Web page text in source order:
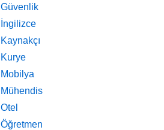
Güvenlik
İngilizce
Kaynakçı
Kurye
Mobilya
Mühendis
Otel
Öğretmen